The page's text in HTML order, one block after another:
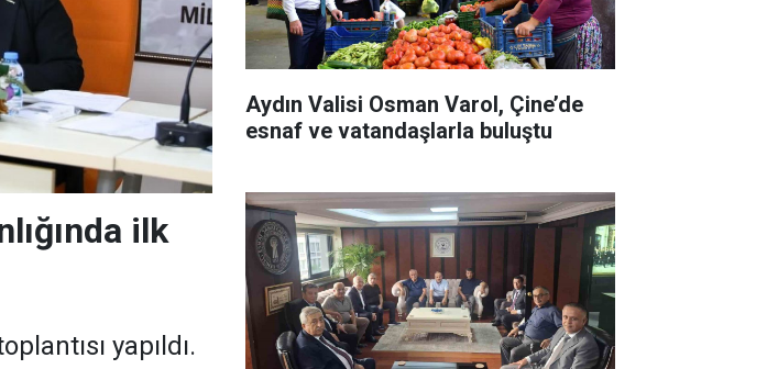
ilk
yapıldı.
Aydın Valisi Osman Varol, Çine’de
esnaf ve vatandaşlarla buluştu